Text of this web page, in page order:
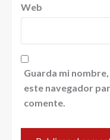
Web
Guarda mi
este navegador
comente.